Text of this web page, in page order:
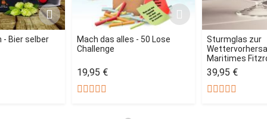
Bier selber
Mach das alles - 50 Lose
Challenge
19,95 €
Sturmglas zur
Maritimes
39,95 €